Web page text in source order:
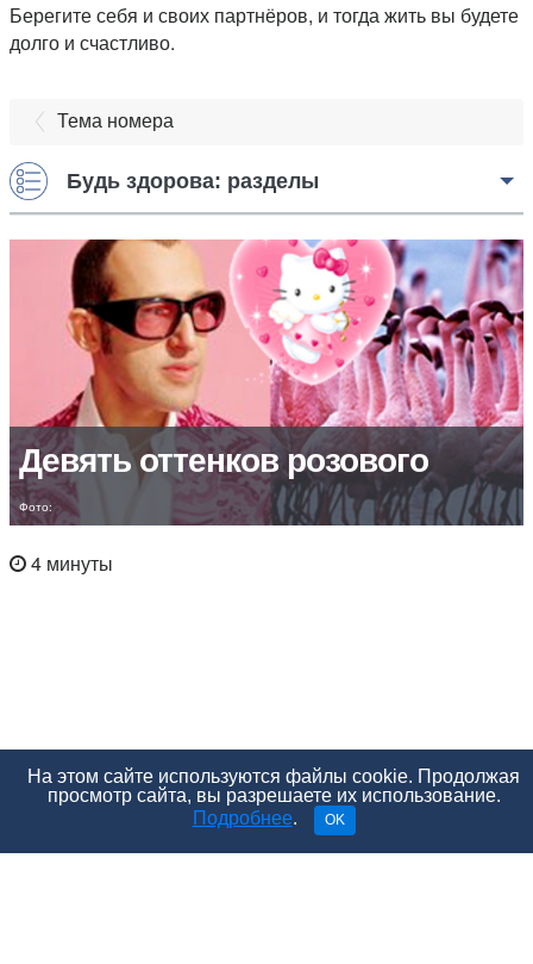
Берегите себя и своих партнёров, и тогда жить вы будете
долго и счастливо.
Тема номера
Будь здорова: разделы
Девять оттенков розового
Фото:
4 минуты
На этом сайте используются файлы cookie. Продолжая
просмотр сайта, вы разрешаете их использование.
Подробнее. OK